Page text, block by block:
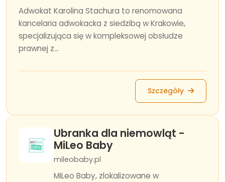
Adwokat Karolina Stachura to renomowana
kancelaria adwokacka z siedzibą w Krakowie,
specjalizująca się w kompleksowej obsłudze
prawnej z...
Szczegóły
Ubranka dla niemowląt -
MiLeo Baby
mileobaby.pl
MiLeo Baby, zlokalizowane w